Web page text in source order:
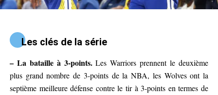
Les clés de la série
– La bataille à 3-points.Les Warriors prennent le deuxième
plus grand nombre de 3-points de la NBA, les Wolves ont la
septième meilleure défense contre le tir à 3-points en termes de